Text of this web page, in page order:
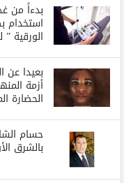
بدءاً من
استخدام
الورقية
بعيدا عن
أزمة
الحضارة
حسام
بالشرق